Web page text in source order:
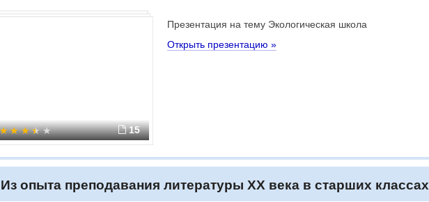
15
Презентация на тему Экологическая школа
Открыть презентацию »
Из опыта преподавания литературы ХХ века в старших классах